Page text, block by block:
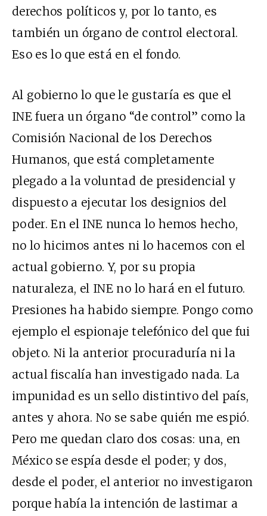
derechos políticos y, por lo tanto, es
también un órgano de control electoral.
Eso es lo que está en el fondo.
Al gobierno lo que le gustaría es que el
INE fuera un órgano “de control” como la
Comisión Nacional de los Derechos
Humanos, que está completamente
plegado a la voluntad de presidencial y
dispuesto a ejecutar los designios del
poder. En el INE nunca lo hemos hecho,
no lo hicimos antes ni lo hacemos con el
actual gobierno. Y, por su propia
naturaleza, el INE no lo hará en el futuro.
Presiones ha habido siempre. Pongo como
ejemplo el espionaje telefónico del que fui
objeto. Ni la anterior procuraduría ni la
actual fiscalía han investigado nada. La
impunidad es un sello distintivo del país,
antes y ahora. No se sabe quién me espió.
Pero me quedan claro dos cosas: una, en
México se espía desde el poder; y dos,
desde el poder, el anterior no investigaron
porque había la intención de lastimar a